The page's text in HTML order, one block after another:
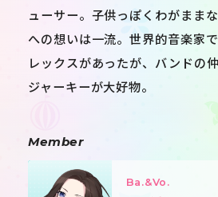
ューサー。子供っぽくわがまま
への想いは一流。世界的音楽家
レックスがあったが、バンドの
ジャーキーが大好物。
Member
Ba.&Vo.